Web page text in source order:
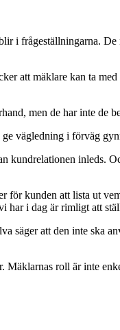
i frågeställningarna.
att mäklare kan ta
men de har inte de
vägledning i förväg
inleds.
kunden att lista ut
i dag är rimligt att
säger att den inte ska
Mäklarnas roll är inte